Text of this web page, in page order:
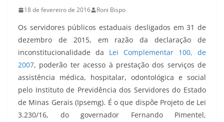
18 de fevereiro de 2016 Roni Bispo
Os servidores públicos estaduais desligados em 31 de
dezembro de 2015, em razão da declaração de
inconstitucionalidade da Lei Complementar 100, de
2007, poderão ter acesso à prestação dos serviços de
assistência médica, hospitalar, odontológica e social
pelo Instituto de Previdência dos Servidores do Estado
de Minas Gerais (Ipsemg). É o que dispõe Projeto de Lei
3.230/16, do governador Fernando Pimentel,